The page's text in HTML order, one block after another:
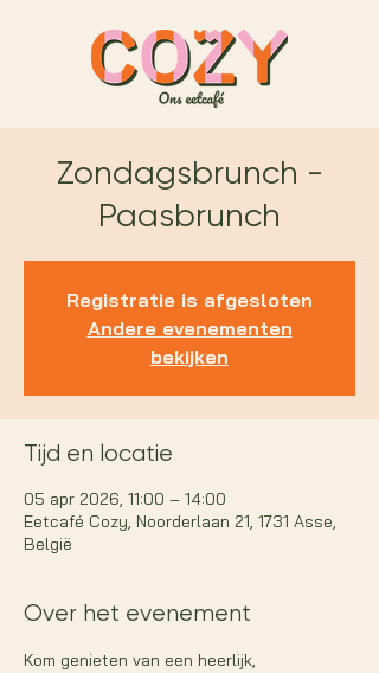
Zondagsbrunch -
Paasbrunch
Registratie is afgesloten
Andere evenementen
bekijken
Tijd en locatie
05 apr 2026, 11:00 – 14:00
Eetcafé Cozy, Noorderlaan 21, 1731 Asse,
België
Over het evenement
Kom genieten van een heerlijk,